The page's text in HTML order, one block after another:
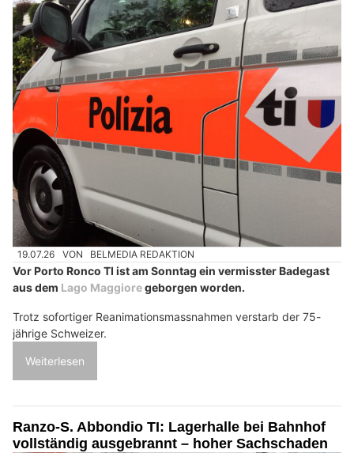
19.07.26 VON BELMEDIA REDAKTION
Vor Porto Ronco TI ist am Sonntag ein vermisster Badegast
aus dem Lago Maggioregeborgen worden.
Trotz sofortiger Reanimationsmassnahmen verstarb der 75-
jährige Schweizer.
Weiterlesen
Ranzo-S. Abbondio TI: Lagerhalle bei Bahnhof
vollständig ausgebrannt – hoher Sachschaden